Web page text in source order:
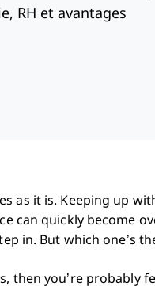
RH et avantages
as it is. Keeping up
can quickly become
in. But which one’s
then you’re probably